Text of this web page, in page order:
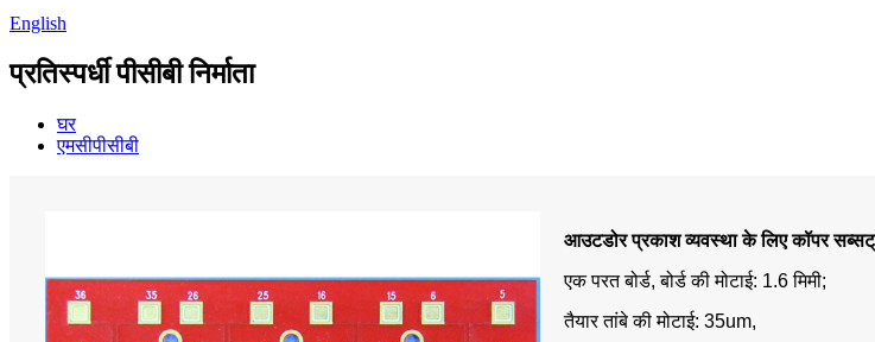
English
प्रतिस्पर्धी पीसीबी निर्माता
घर
एमसीपीसीबी
आउटडोर प्रकाश व्यवस्था के लिए कॉपर
एक परत बोर्ड, बोर्ड की मोटाई: 1.6 मिमी;
तैयार तांबे की मोटाई: 35um,